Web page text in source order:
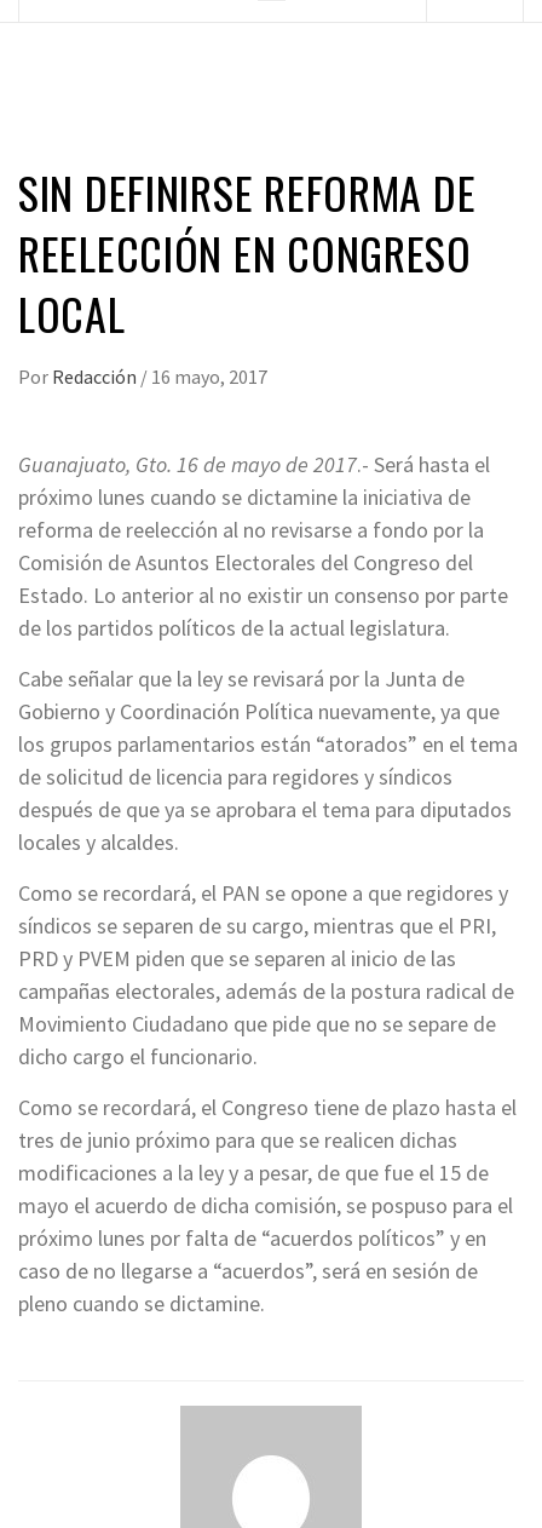
SIN DEFINIRSE REFORMA DE
REELECCIÓN EN CONGRESO
LOCAL
Por Redacción / 16 mayo, 2017
Guanajuato, Gto. 16 de mayo de 2017.- Será hasta el
próximo lunes cuando se dictamine la iniciativa de
reforma de reelección al no revisarse a fondo por la
Comisión de Asuntos Electorales del Congreso del
Estado. Lo anterior al no existir un consenso por parte
de los partidos políticos de la actual legislatura.
Cabe señalar que la ley se revisará por la Junta de
Gobierno y Coordinación Política nuevamente, ya que
los grupos parlamentarios están “atorados” en el tema
de solicitud de licencia para regidores y síndicos
después de que ya se aprobara el tema para diputados
locales y alcaldes.
Como se recordará, el PAN se opone a que regidores y
síndicos se separen de su cargo, mientras que el PRI,
PRD y PVEM piden que se separen al inicio de las
campañas electorales, además de la postura radical de
Movimiento Ciudadano que pide que no se separe de
dicho cargo el funcionario.
Como se recordará, el Congreso tiene de plazo hasta el
tres de junio próximo para que se realicen dichas
modificaciones a la ley y a pesar, de que fue el 15 de
mayo el acuerdo de dicha comisión, se pospuso para el
próximo lunes por falta de “acuerdos políticos” y en
caso de no llegarse a “acuerdos”, será en sesión de
pleno cuando se dictamine.